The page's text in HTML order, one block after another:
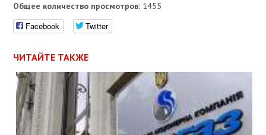
Общее количество просмотров: 1455
Facebook Twitter
ЧИТАЙТЕ ТАКЖЕ